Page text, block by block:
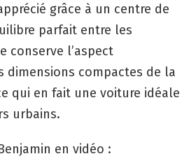
grâce à un centre de
parfait entre les
conserve l’aspect
dimensions compactes de la
qui en fait une voiture idéale
urbains.
en vidéo :